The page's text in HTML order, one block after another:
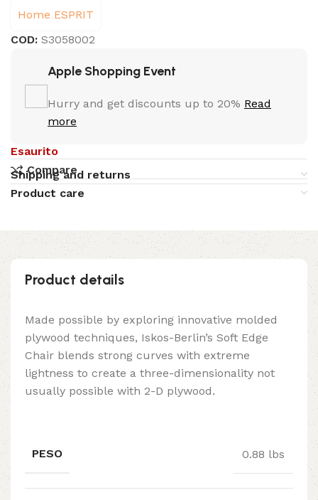
Home ESPRIT
COD:S3058002
Apple Shopping Event
Hurry and get discounts up to 20% Read
more
Esaurito
Compare
Shipping and returns
Product care
Product details
Made possible by exploring innovative molded
plywood techniques, Iskos-Berlin’s Soft Edge
Chair blends strong curves with extreme
lightness to create a three-dimensionality not
usually possible with 2-D plywood.
PESO 0.88 lbs